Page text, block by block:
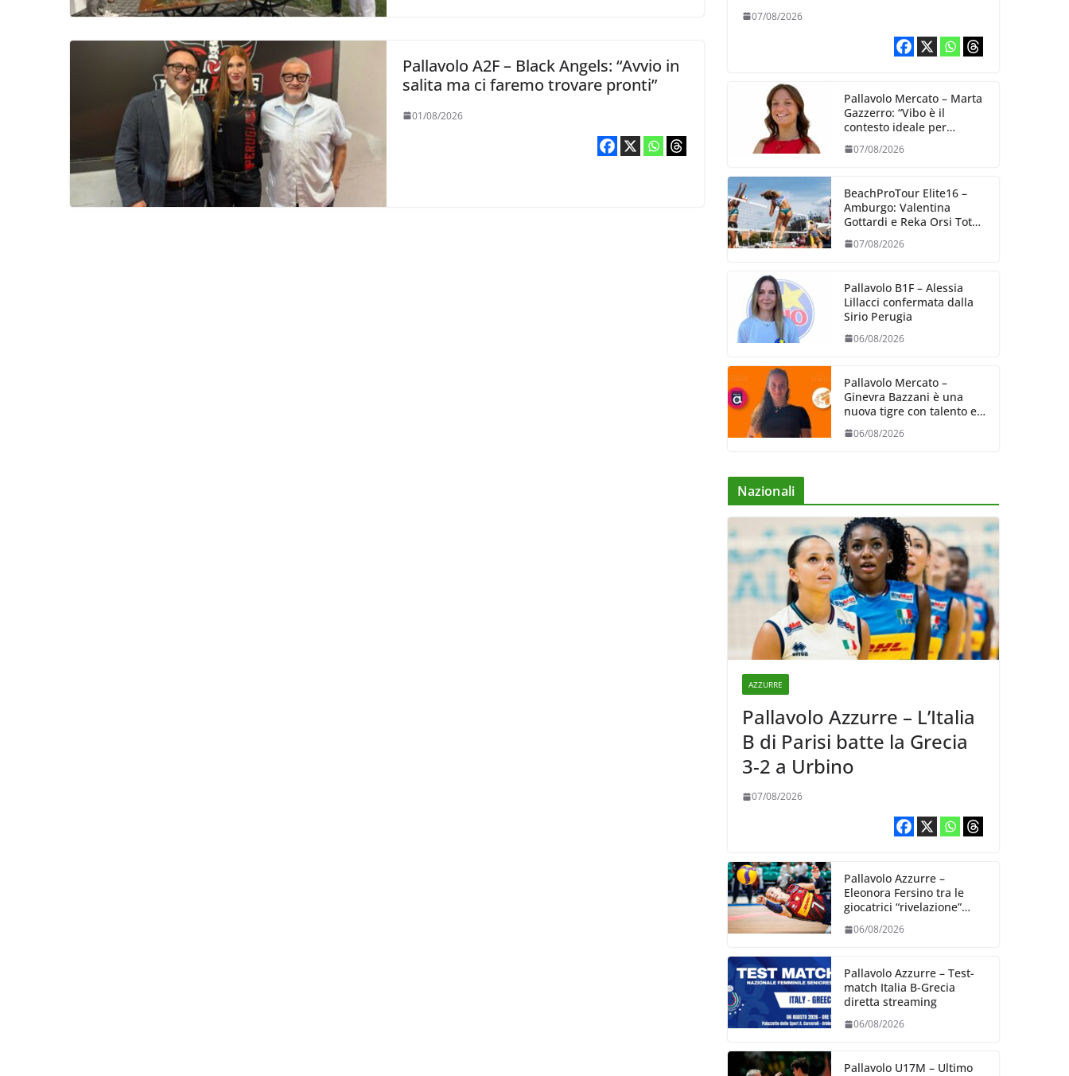
Pallavolo A2F – Black Angels: “Avvio in
salita ma ci faremo trovare pronti”
01/08/2026
07/08/2026
Pallavolo Mercato – Marta
Gazzerro: “Vibo è il
contesto ideale per
crescere e mettermi alla
prova”
07/08/2026
BeachProTour Elite16 –
Amburgo: Valentina
Gottardi e Reka Orsi Toth
partenza lanciata
07/08/2026
Pallavolo B1F – Alessia
Lillacci confermata dalla
Sirio Perugia
06/08/2026
Pallavolo Mercato –
Ginevra Bazzani è una
nuova tigre con talento ed
entusiasmo
06/08/2026
Nazionali
AZZURRE
Pallavolo Azzurre – L’Italia
B di Parisi batte la Grecia
3-2 a Urbino
07/08/2026
Pallavolo Azzurre –
Eleonora Fersino tra le
giocatrici “rivelazione”
Volleyball World
06/08/2026
Pallavolo Azzurre – Test-
match Italia B-Grecia
diretta streaming
06/08/2026
Pallavolo U17M – Ultimo